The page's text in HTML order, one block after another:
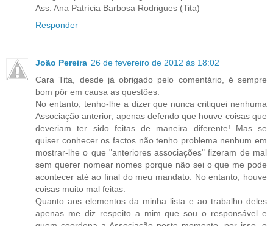
Ass: Ana Patrícia Barbosa Rodrigues (Tita)
Responder
João Pereira 26 de fevereiro de 2012 às 18:02
Cara Tita, desde já obrigado pelo comentário, é sempre
bom pôr em causa as questões.
No entanto, tenho-lhe a dizer que nunca critiquei nenhuma
Associação anterior, apenas defendo que houve coisas que
deveriam ter sido feitas de maneira diferente! Mas se
quiser conhecer os factos não tenho problema nenhum em
mostrar-lhe o que "anteriores associações" fizeram de mal
sem querer nomear nomes porque não sei o que me pode
acontecer até ao final do meu mandato. No entanto, houve
coisas muito mal feitas.
Quanto aos elementos da minha lista e ao trabalho deles
apenas me diz respeito a mim que sou o responsável e